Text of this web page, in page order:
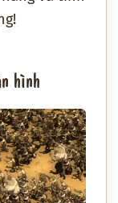
hình